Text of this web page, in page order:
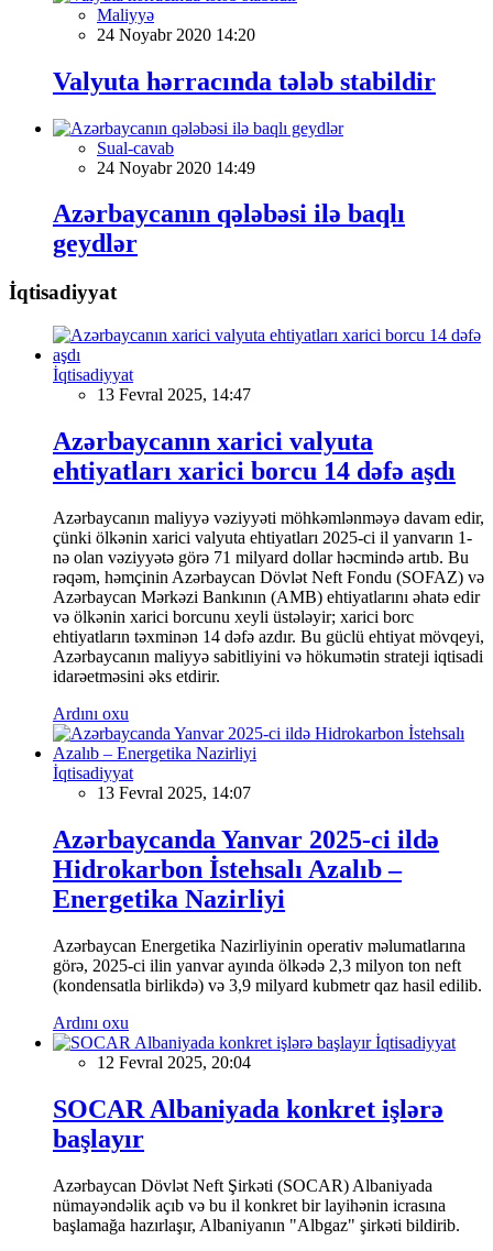
Maliyyə
24 Noyabr 2020 14:20
Valyuta hərracında tələb stabildir
Sual-cavab
24 Noyabr 2020 14:49
Azərbaycanın qələbəsi ilə baqlı
geydlər
İqtisadiyyat
İqtisadiyyat
13 Fevral 2025, 14:47
Azərbaycanın xarici valyuta
ehtiyatları xarici borcu 14 dəfə aşdı
Azərbaycanın maliyyə vəziyyəti möhkəmlənməyə davam edir,
çünki ölkənin xarici valyuta ehtiyatları 2025-ci il yanvarın 1-
nə olan vəziyyətə görə 71 milyard dollar həcmində artıb. Bu
rəqəm, həmçinin Azərbaycan Dövlət Neft Fondu (SOFAZ) və
Azərbaycan Mərkəzi Bankının (AMB) ehtiyatlarını əhatə edir
və ölkənin xarici borcunu xeyli üstələyir; xarici borc
ehtiyatların təxminən 14 dəfə azdır. Bu güclü ehtiyat mövqeyi,
Azərbaycanın maliyyə sabitliyini və hökumətin strateji iqtisadi
idarəetməsini əks etdirir.
Ardını oxu
İqtisadiyyat
13 Fevral 2025, 14:07
Azərbaycanda Yanvar 2025-ci ildə
Hidrokarbon İstehsalı Azalıb –
Energetika Nazirliyi
Azərbaycan Energetika Nazirliyinin operativ məlumatlarına
görə, 2025-ci ilin yanvar ayında ölkədə 2,3 milyon ton neft
(kondensatla birlikdə) və 3,9 milyard kubmetr qaz hasil edilib.
Ardını oxu
İqtisadiyyat
12 Fevral 2025, 20:04
SOCAR Albaniyada konkret işlərə
başlayır
Azərbaycan Dövlət Neft Şirkəti (SOCAR) Albaniyada
nümayəndəlik açıb və bu il konkret bir layihənin icrasına
başlamağa hazırlaşır, Albaniyanın "Albgaz" şirkəti bildirib.